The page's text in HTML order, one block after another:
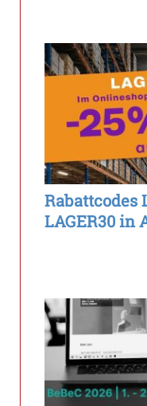
Rabattcodes
LAGER30 in